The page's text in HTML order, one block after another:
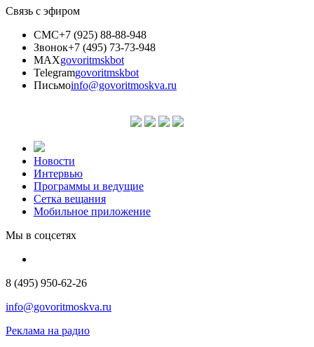
Связь с эфиром
СМС+7 (925) 88-88-948
Звонок+7 (495) 73-73-948
MAXgovoritmskbot
Telegramgovoritmskbot
Письмоinfo@govoritmoskva.ru
Новости
Интервью
Программы и ведущие
Сетка вещания
Мобильное приложение
Мы в соцсетях
8 (495) 950-62-26
info@govoritmoskva.ru
Реклама на радио